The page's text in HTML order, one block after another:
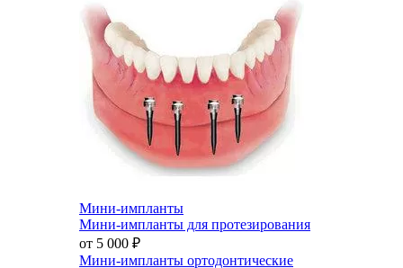
Мини-импланты
Мини-импланты для протезирования
от 5 000 ₽
Мини-импланты ортодонтические